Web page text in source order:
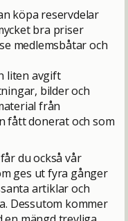
köpa reservdelar
bra priser
medlemsbåtar och
liten avgift
bilder och
från
fått donerat och som
du också vår
ges ut fyra gånger
artiklar och
Dessutom kommer